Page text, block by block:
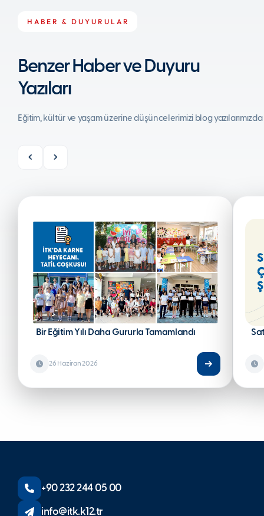
HABER & DUYURULAR
Benzer Haber ve Duyuru
Yazıları
Eğitim, kültür ve yaşam üzerine düşüncelerimizi blog
Bir Eğitim Yılı Daha Gururla Tamamlandı
26 Haziran 2026
+90 232 244 05 00
info@itk.k12.tr